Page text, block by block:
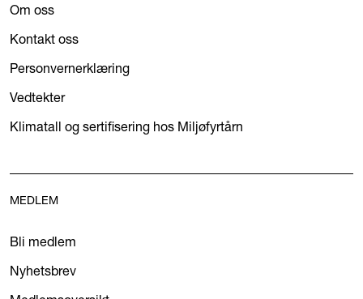
Om oss
Kontakt oss
Personvernerklæring
Vedtekter
Klimatall og sertifisering hos Miljøfyrtårn
MEDLEM
Bli medlem
Nyhetsbrev